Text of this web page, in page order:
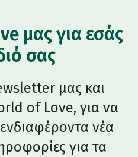
μας για εσάς
σας
μας και
of Love, για να
νέα
για τα